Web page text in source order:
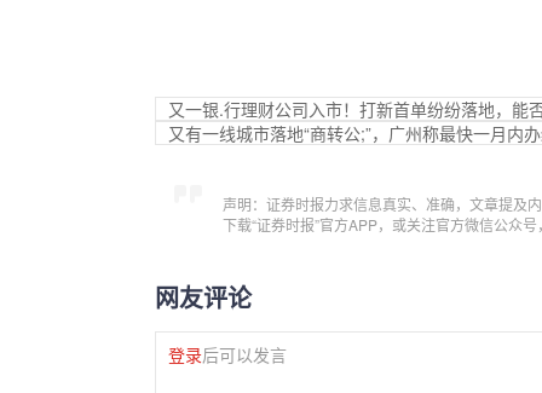
又一银.行理财公司入市！打新首单纷纷落地，能
又有一线城市落地“商转公;”，广州称最快一月内
声明：证券时报力求信息真实、准确，文章提及
下载“证券时报”官方APP，或关注官方微信公众
网友评论
登录后可以发言